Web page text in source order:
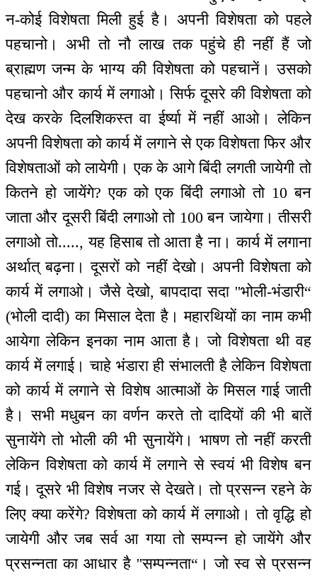
न-कोई विशेषता मिली हुई है। अपनी विशेषता को पहले
पहचानो। अभी तो नौ लाख तक पहुंचे ही नहीं हैं जो
ब्राह्मण जन्म के भाग्य की विशेषता को पहचानें। उसको
पहचानो और कार्य में लगाओ। सिर्फ दूसरे की विशेषता को
देख करके दिलशिकस्त वा ईर्ष्या में नहीं आओ। लेकिन
अपनी विशेषता को कार्य में लगाने से एक विशेषता फिर और
विशेषताओं को लायेगी। एक के आगे बिंदी लगती जायेगी तो
कितने हो जायेंगे? एक को एक बिंदी लगाओ तो 10 बन
जाता और दूसरी बिंदी लगाओ तो 100 बन जायेगा। तीसरी
लगाओ तो....., यह हिसाब तो आता है ना। कार्य में लगाना
अर्थात् बढ़ना। दूसरों को नहीं देखो। अपनी विशेषता को
कार्य में लगाओ। जैसे देखो, बापदादा सदा ''भोली-भंडारी“
(भोली दादी) का मिसाल देता है। महारथियों का नाम कभी
आयेगा लेकिन इनका नाम आता है। जो विशेषता थी वह
कार्य में लगाई। चाहे भंडारा ही संभालती है लेकिन विशेषता
को कार्य में लगाने से विशेष आत्माओं के मिसल गाई जाती
है। सभी मधुबन का वर्णन करते तो दादियों की भी बातें
सुनायेंगे तो भोली की भी सुनायेंगे। भाषण तो नहीं करती
लेकिन विशेषता को कार्य में लगाने से स्वयं भी विशेष बन
गई। दूसरे भी विशेष नजर से देखते। तो प्रसन्न रहने के
लिए क्या करेंगे? विशेषता को कार्य में लगाओ। तो वृद्धि हो
जायेगी और जब सर्व आ गया तो सम्पन्न हो जायेंगे और
प्रसन्नता का आधार है ''सम्पन्नता“। जो स्व से प्रसन्न